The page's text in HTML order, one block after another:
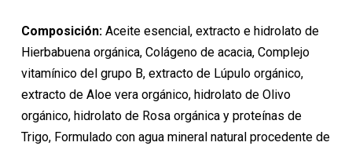
18,70€. 16,85€.
Composición:Aceite esencial, extracto e hidrolato de
Hierbabuena orgánica, Colágeno de acacia, Complejo
vitamínico del grupo B, extracto de Lúpulo orgánico,
extracto de Aloe vera orgánico, hidrolato de Olivo
orgánico, hidrolato de Rosa orgánica y proteínas de
Trigo, Formulado con agua mineral natural procedente de